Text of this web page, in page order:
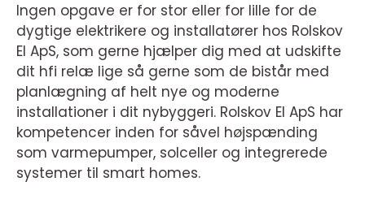
Ingen opgave er for stor eller for lille for de
dygtige elektrikere og installatører hos Rolskov
El ApS, som gerne hjælper dig med at udskifte
dit hfi relæ lige så gerne som de bistår med
planlægning af helt nye og moderne
installationer i dit nybyggeri. Rolskov El ApS har
kompetencer inden for såvel højspænding
som varmepumper, solceller og integrerede
systemer til smart homes.